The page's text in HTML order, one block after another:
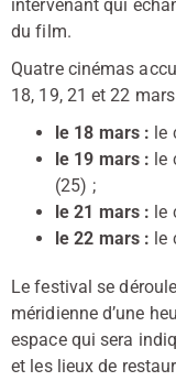
intervenant qui
du film.
Quatre cinémas
18, 19, 21 et 22
le 18 mars : le
le 19 mars : le
(25) ;
le 21 mars : le
le 22 mars : le
Le festival se
méridienne d’une
espace qui sera
et les lieux de